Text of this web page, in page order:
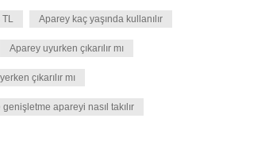
TL Aparey kaç yaşında kullanılır
Aparey uyurken çıkarılır mı
çıkarılır mı
apareyi nasıl takılır